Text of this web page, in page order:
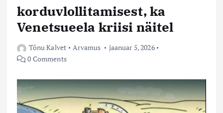
korduvlollitamisest, ka
Venetsueela kriisi näitel
Tõnu Kalvet Arvamus
jaanuar 5, 2026
0 Comments